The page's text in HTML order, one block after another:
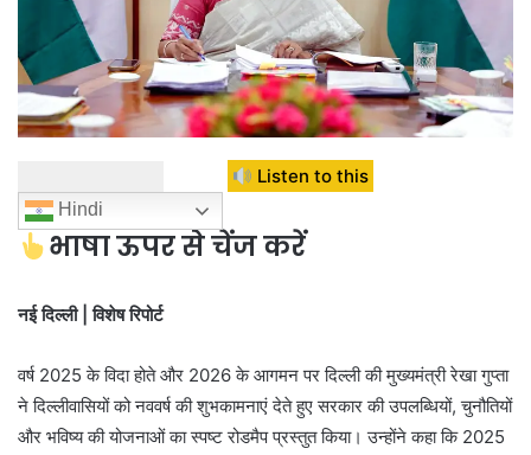
Listen to this
Hindi
भाषा ऊपर से चेंज करें
नई दिल्ली | विशेष रिपोर्ट
वर्ष 2025 के विदा होते और 2026 के आगमन पर दिल्ली की मुख्यमंत्री रेखा गुप्ता
ने दिल्लीवासियों को नववर्ष की शुभकामनाएं देते हुए सरकार की उपलब्धियों, चुनौतियों
और भविष्य की योजनाओं का स्पष्ट रोडमैप प्रस्तुत किया। उन्होंने कहा कि 2025